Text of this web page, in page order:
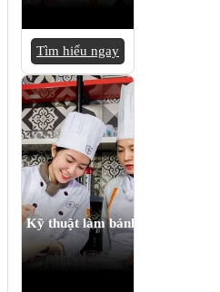
Tìm hiểu ngay
Kỹ thuật làm bánh